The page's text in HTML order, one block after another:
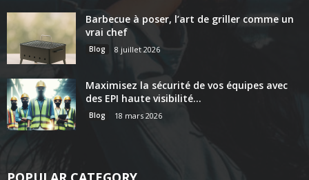
Barbecue à poser, l’art de griller comme un
vrai chef
Blog 8 juillet 2026
Maximisez la sécurité de vos équipes avec
des EPI haute visibilité...
Blog 18 mars 2026